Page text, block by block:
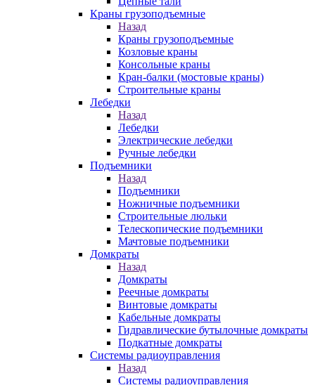
Краны грузоподъемные
Назад
Краны грузоподъемные
Козловые краны
Консольные краны
Кран-балки (мостовые краны)
Строительные краны
Лебедки
Назад
Лебедки
Электрические лебедки
Ручные лебедки
Подъемники
Назад
Подъемники
Ножничные подъемники
Строительные люльки
Телескопические подъемники
Мачтовые подъемники
Домкраты
Назад
Домкраты
Реечные домкраты
Винтовые домкраты
Кабельные домкраты
Гидравлические бутылочные домкраты
Подкатные домкраты
Системы радиоуправления
Назад
Системы радиоуправления